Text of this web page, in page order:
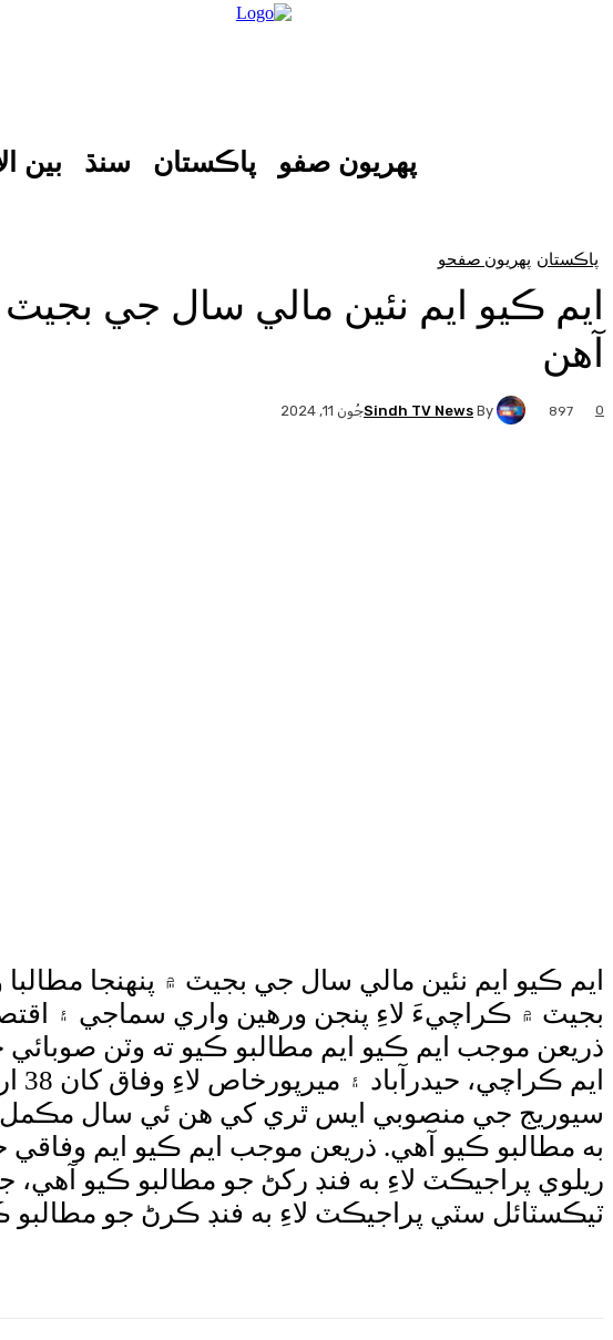
پهريون صفو پاڪستان سنڌ بين
پاڪستان پهريون صفحو
ايم ڪيو ايم نئين مالي سال جي
آهن
By
Sindh TV Newsجُون 11, 2024 0
897
ايم ڪيو ايم نئين مالي سال جي بجيٽ ۾ پنهنجا
بجيٽ ۾ ڪراچيءَ لاءِ پنجن ورهين واري سماجي ۽
ذريعن موجب ايم ڪيو ايم مطالبو ڪيو ته وٽن
سيوريج جي منصوبي ايس ٿري کي هن ئي سال مڪمل
به مطالبو ڪيو آهي. ذريعن موجب ايم ڪيو ايم
ريلوي پراجيڪٽ لاءِ به فنڊ رکڻ جو مطالبو ڪيو
ٽيڪسٽائل سٽي پراجيڪٽ لاءِ به فنڊ ڪرڻ جو مطالبو